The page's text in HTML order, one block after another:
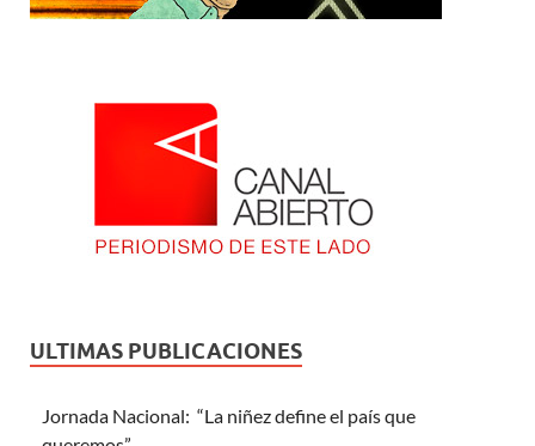
ULTIMAS PUBLICACIONES
Jornada Nacional: “La niñez define el país que